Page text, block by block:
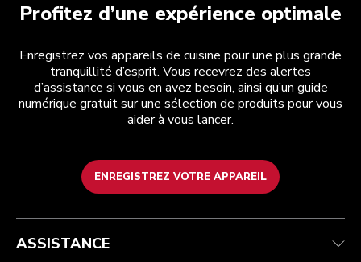
Profitez d’une expérience optimale
Enregistrez vos appareils de cuisine pour une plus grande
tranquillité d’esprit. Vous recevrez des alertes
d’assistance si vous en avez besoin, ainsi qu’un guide
numérique gratuit sur une sélection de produits pour vous
aider à vous lancer.
ENREGISTREZ VOTRE APPAREIL
Health Check
Suivez votre commande
Garantie et documents
Conditions générales de vente
Retours et remboursements
Imprint
La marque
Trouver une boutique
ASSISTANCE